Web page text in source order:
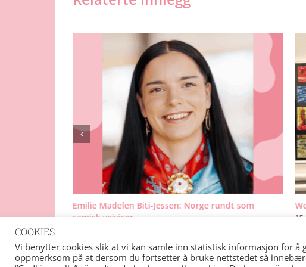
Emilie Madelen Biti-Jessen: Norge rundt som
samisk veiviser
COOKIES
Vi benytter cookies slik at vi kan samle inn statistisk informasjon for
oppmerksom på at dersom du fortsetter å bruke nettstedet så